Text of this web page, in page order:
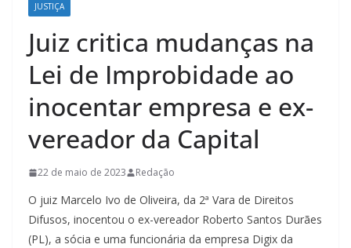
JUSTIÇA
Juiz critica mudanças na
Lei de Improbidade ao
inocentar empresa e ex-
vereador da Capital
22 de maio de 2023 Redação
O juiz Marcelo Ivo de Oliveira, da 2ª Vara de Direitos
Difusos, inocentou o ex-vereador Roberto Santos Durães
(PL), a sócia e uma funcionária da empresa Digix da